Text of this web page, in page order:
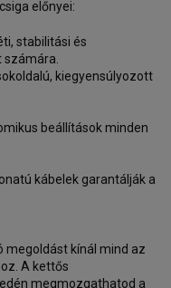
előnyei:
stabilitási és
kiegyensúlyozott
beállítások minden
kábelek garantálják a
kínál mind az
A kettős
megmozgathatod a